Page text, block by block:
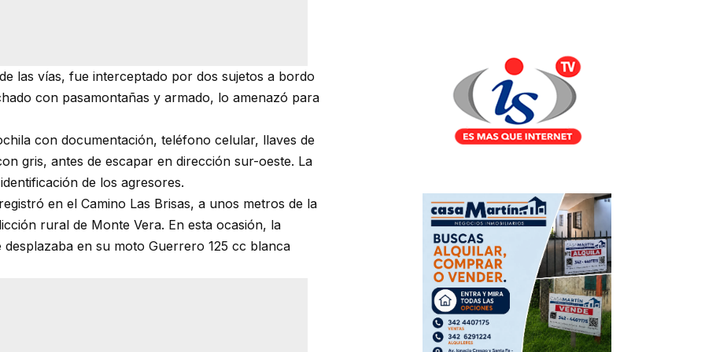
las vías, fue interceptado por dos sujetos a bordo
con pasamontañas y armado, lo amenazó para
con documentación, teléfono celular, llaves de
gris, antes de escapar en dirección sur-oeste. La
de los agresores.
en el Camino Las Brisas, a unos metros de la
rural de Monte Vera. En esta ocasión, la
en su moto Guerrero 125 cc blanca